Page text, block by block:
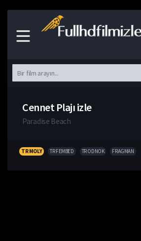
Cennet Plajı izle
Paradise Beach
TR MOLY TR FEMBED TR ODNOK FRAGMAN